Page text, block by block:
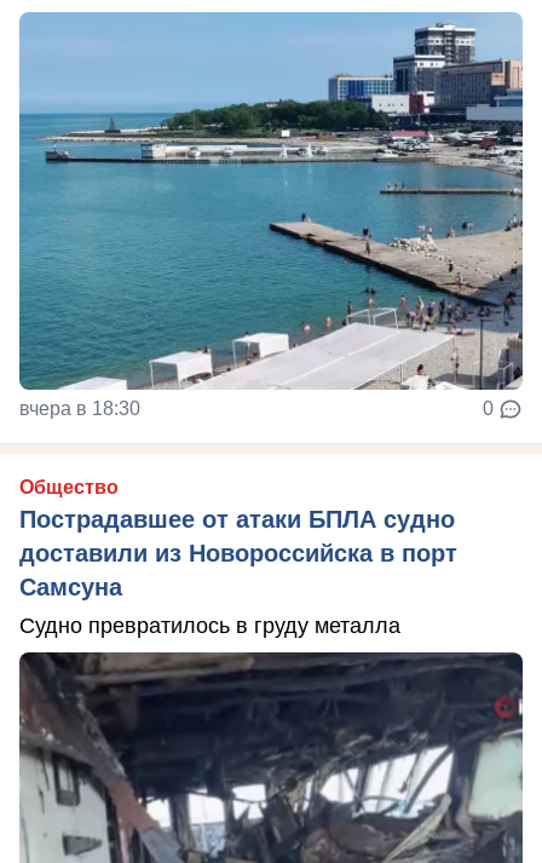
вчера в 18:30 0
Общество
Пострадавшее от атаки БПЛА судно
доставили из Новороссийска в порт
Самсуна
Судно превратилось в груду металла